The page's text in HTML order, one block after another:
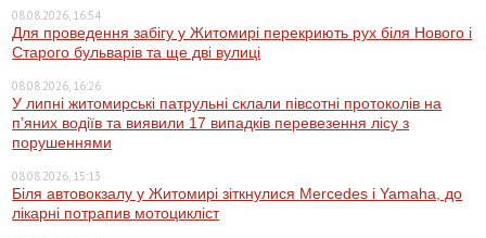
08.08.2026, 16:54
Для проведення забігу у Житомирі перекриють рух біля Нового і
Старого бульварів та ще дві вулиці
08.08.2026, 16:26
У липні житомирські патрульні склали півсотні протоколів на
пʼяних водіїв та виявили 17 випадків перевезення лісу з
порушеннями
08.08.2026, 15:13
Біля автовокзалу у Житомирі зіткнулися Mercedes і Yamaha, до
лікарні потрапив мотоцикліст